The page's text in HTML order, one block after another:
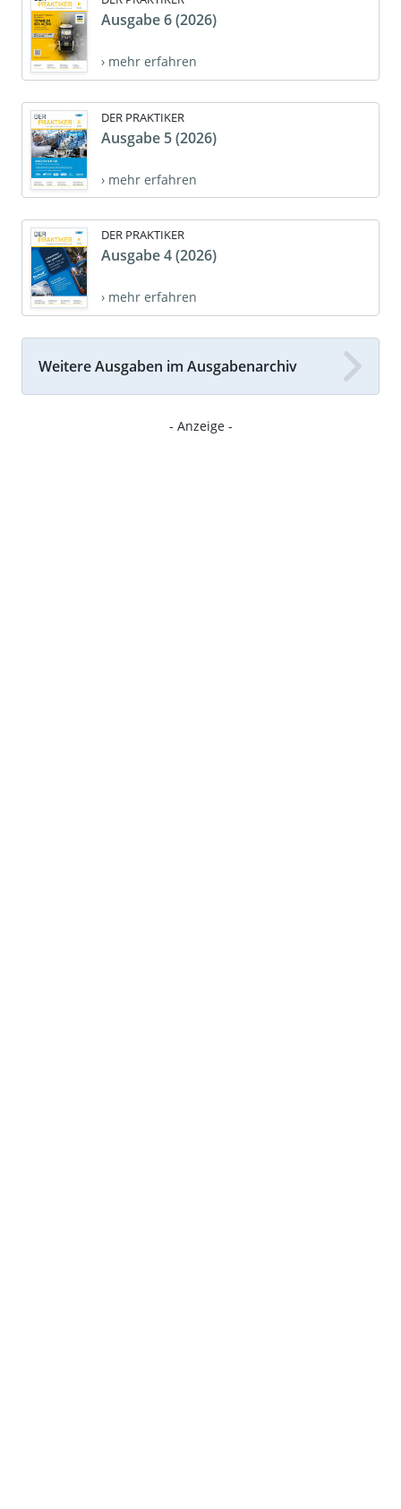
Ausgabe 6 (2026)
› mehr erfahren
DER PRAKTIKER
Ausgabe 5 (2026)
› mehr erfahren
DER PRAKTIKER
Ausgabe 4 (2026)
› mehr erfahren
Weitere Ausgaben im Ausgabenarchiv
- Anzeige -